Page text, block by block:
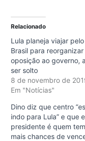
Relacionado
Lula planeja viajar pelo
Brasil para reorganizar
oposição ao governo,
ser solto
8 de novembro de
Em "Notícias"
Dino diz que centro
indo para Lula” e que
presidente é quem tem
mais chances de